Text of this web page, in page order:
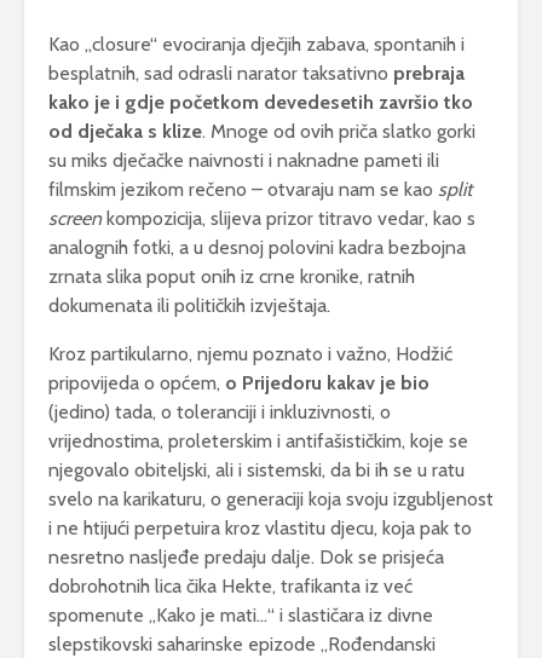
Kao „closure“ evociranja dječjih zabava, spontanih i
besplatnih, sad odrasli narator taksativno prebraja
kako je i gdje početkom devedesetih završio tko
od dječaka s klize. Mnoge od ovih priča slatko gorki
su miks dječačke naivnosti i naknadne pameti ili
filmskim jezikom rečeno – otvaraju nam se kao split
screenkompozicija, slijeva prizor titravo vedar, kao s
analognih fotki, a u desnoj polovini kadra bezbojna
zrnata slika poput onih iz crne kronike, ratnih
dokumenata ili političkih izvještaja.
Kroz partikularno, njemu poznato i važno, Hodžić
pripovijeda o općem, o Prijedoru kakav je bio
(jedino) tada, o toleranciji i inkluzivnosti, o
vrijednostima, proleterskim i antifašističkim, koje se
njegovalo obiteljski, ali i sistemski, da bi ih se u ratu
svelo na karikaturu, o generaciji koja svoju izgubljenost
i ne htijući perpetuira kroz vlastitu djecu, koja pak to
nesretno nasljeđe predaju dalje. Dok se prisjeća
dobrohotnih lica čika Hekte, trafikanta iz već
spomenute „Kako je mati…“ i slastičara iz divne
slepstikovski saharinske epizode „Rođendanski